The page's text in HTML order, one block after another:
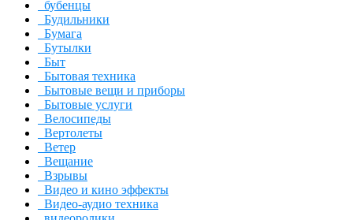
бубенцы
Будильники
Бумага
Бутылки
Быт
Бытовая техника
Бытовые вещи и приборы
Бытовые услуги
Велосипеды
Вертолеты
Ветер
Вещание
Взрывы
Видео и кино эффекты
Видео-аудио техника